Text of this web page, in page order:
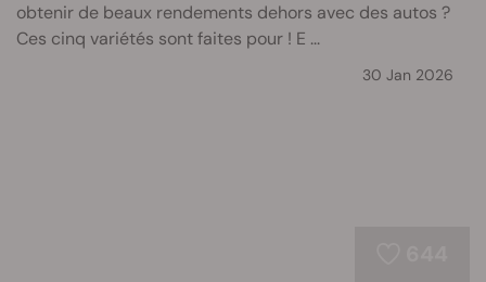
obtenir de beaux rendements dehors avec des autos ?
Ces cinq variétés sont faites pour ! E ...
30 Jan 2026